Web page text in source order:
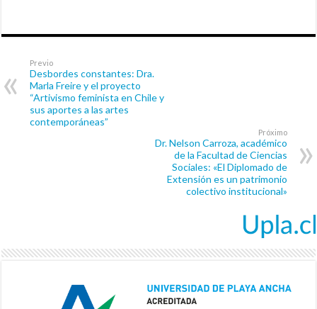
Previo
Desbordes constantes: Dra.
Marla Freire y el proyecto
“Artivismo feminista en Chile y
sus aportes a las artes
contemporáneas”
Próximo
Dr. Nelson Carroza, académico
de la Facultad de Ciencias
Sociales: «El Diplomado de
Extensión es un patrimonio
colectivo institucional»